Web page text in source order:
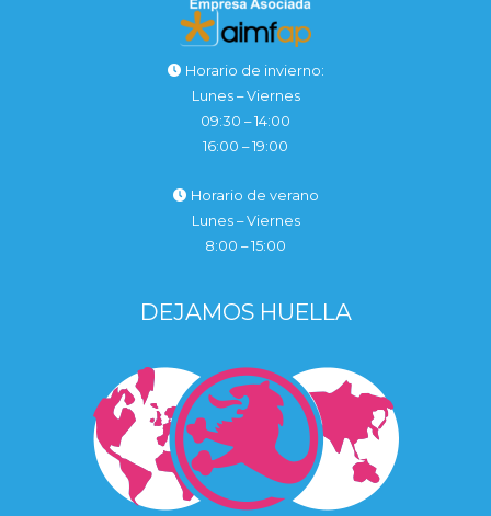
Horario de invierno:
Lunes – Viernes
09:30 – 14:00
16:00 – 19:00
Horario de verano
Lunes – Viernes
8:00 – 15:00
DEJAMOS HUELLA